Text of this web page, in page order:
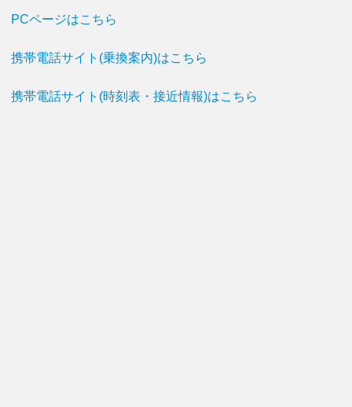
PCページはこちら
携帯電話サイト(乗換案内)はこちら
携帯電話サイト(時刻表・接近情報)はこちら